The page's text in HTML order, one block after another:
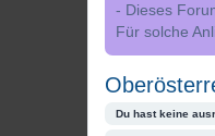
- Dieses
Für solche
Du hast keine